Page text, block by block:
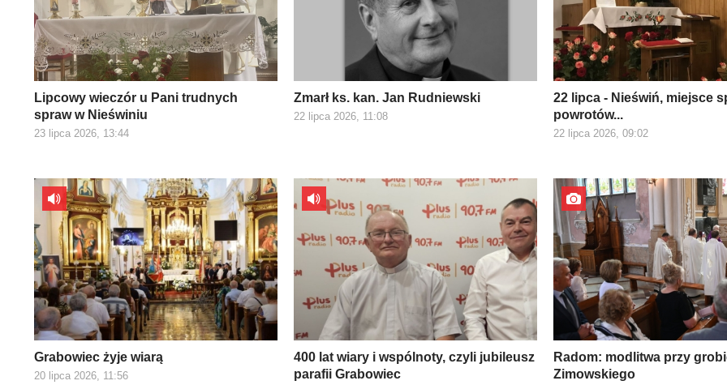
Lipcowy wieczór u Pani trudnych
spraw w Nieświniu
23 lipca 2026, 13:44
Zmarł ks. kan. Jan Rudniewski
22 lipca 2026, 11:08
22 lipca - Nieświń, miejsce
powrotów...
22 lipca 2026, 09:02
Grabowiec żyje wiarą
20 lipca 2026, 11:56
400 lat wiary i wspólnoty, czyli jubileusz
parafii Grabowiec
Radom: modlitwa przy
Zimowskiego